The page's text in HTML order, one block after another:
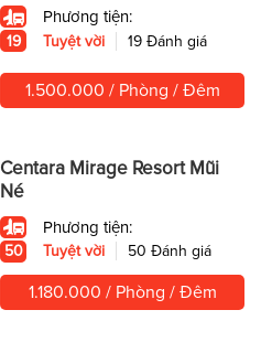
Phương tiện:
19 Tuyệt vời 19 Đánh giá
1.500.000 / Phòng / Đêm
Centara Mirage Resort Mũi
Né
Phương tiện:
50 Tuyệt vời 50 Đánh giá
1.180.000 / Phòng / Đêm